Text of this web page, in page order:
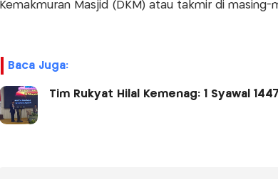
Kemakmuran Masjid (DKM) atau takmir di masing-
Baca Juga:
Tim Rukyat Hilal Kemenag: 1 Syawal